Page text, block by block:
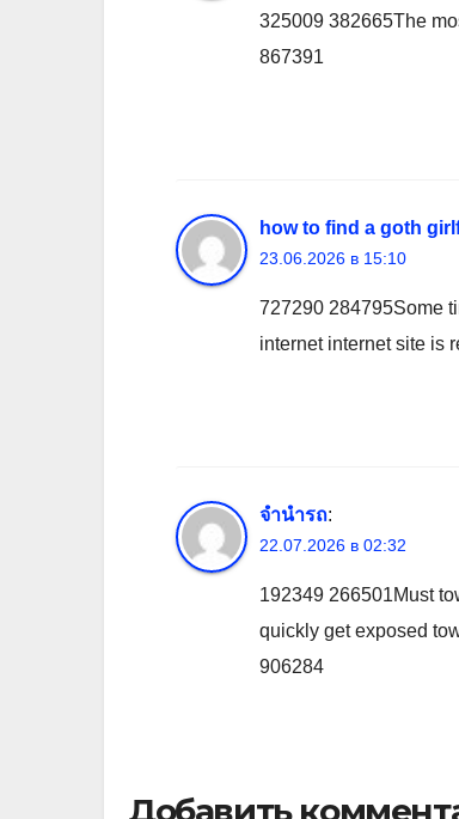
325009 382665The
867391
how to find a goth
23.06.2026 в 15:10
727290 284795Some
internet internet site is
จำนำรถ:
22.07.2026 в 02:32
192349 266501Must
quickly get exposed
906284
Добавить